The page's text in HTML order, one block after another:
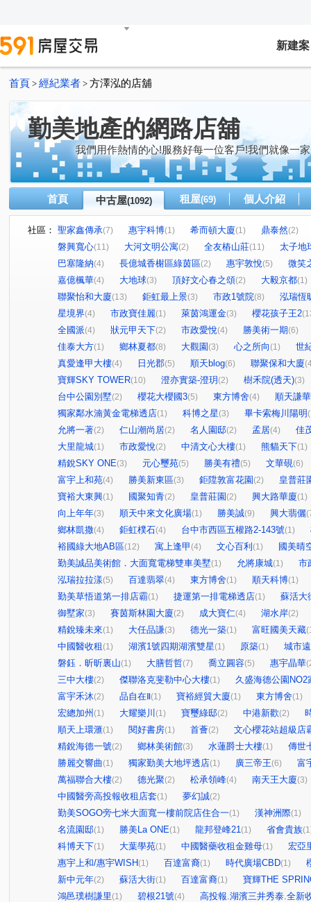
新建案
首頁 > 經紀業者 > 方澤泓的店舖
勤美地產的網路店舖
我們用作熱情的心!服務好每一位客戶!我們就像一
首頁 中古屋(1092) 租屋(69) 個人介紹
社區： 聖家鑫傳承(7) 惠宇科博(1) 希而頓大廈(1) 鼎泰然(2)
磐興寬心(11) 大河文明公寓(2) 全友樁山莊(11)
太子地
巴塞隆納(4) 長億城香榭區綠茵區(2) 惠宇敦悅(5)
微笑
嘉億楓華(4) 大地球(3) 頂好文心春之頌(2) 大毅京都(1)
聯聚怡和大廈(13) 鉅虹最上景(3) 市政1號院(8)
泓瑞恆
星境界(4) 市政寶佳麗(1) 萊茵鴻運金(3) 櫻花孩子王2
全國派(4) 狀元甲天下(2) 市政愛悅(4) 勝美術一期(6)
佳泰大方(1) 鄉林夏都(8) 大觀園 (3) 心之所向 (1)
世
真愛逢甲大樓(4) 日光郡(5) 順天blog(6) 聯聚保和大廈
寶輝SKY TOWER(10) 澄亦實築-澄玥 (2) 樹禾院(透天)(3)
台中公園別墅(2) 櫻花大櫻國3(5) 東方博舍(4)
順天謙華
獨家鄰水湳黃金電梯透店(1) 科博之星(3) 畢卡索梅川陽明
允將一著(2) 仁山潮尚居(2) 名人園邸(2) 孟居(4)
佳
大里龍城(1) 市政愛悅(2) 中清文心大樓(1) 熊貓天下(1)
精銳SKY ONE(3) 元心璽苑(5) 勝美有禮(5) 文華硯(6)
富宇上和苑(4) 勝美新東區(3) 鉅陞敦富花園 (2)
皇普莊
寶裕大東興(1) 國聚知青(2) 皇普莊園 (2) 興大路華廈(1)
向上年年(3) 順天中來文化廣場(1) 勝美誠(9) 興大翡儷
鄉林凱撒(4) 鉅虹樸石(4) 台中市西區五權路2-143號(1)
裕國綠大地AB區(12) 寓上逢甲 (4) 文心百利 (1)
國美晴
勤美誠品美術館．大面寬電梯雙車美墅(1) 允將康城(1)
市
泓瑞拉拉漾(5) 百達翡翠(4) 東方博舍(1) 順天科博(1)
勤美草悟道第一排店霸(1) 捷運第一排電梯透店(1)
蘇活大
御墅家(3) 賽茵斯林園大廈(2) 成大寶仁(4) 湖水岸(2)
精銳臻未來(1) 大任品謙(3) 德光一築(1) 富旺國美天藏
中國醫收租 (1) 湖濱1號四期湖濱雙星(1) 原築(1)
城市
磐鈺．昕昕裏山(1) 大膳哲哲(7) 喬立圓容(5) 惠宇晶華
三中大樓(2) 傑聯洛克斐勒中心大樓(1)
久盛海德公園NO2
富宇禾沐(2) 品自在Ⅱ(1) 寶裕經貿大廈(1) 東方博舍(1)
宏總加州 (1) 大耀樂川 (1) 寶璽綠邸(2) 中港新歡(2)
順天上環滙(1) 閱好書房(1) 首薈(2)
文心櫻花站超級店
精銳海德一號(2) 鄉林美術館(3) 水蓮爵士大樓(1)
傳世
勝麗交響曲(1) 獨家勤美大地坪透店(1) 廣三帝王(6)
富
萬福聯合大樓(2) 德光聚(2) 松承領峰(4) 南天王大廈(3)
中國醫旁高投報收租店套(1) 夢幻誠(2)
勤美SOGO旁七米大面寬一樓前院店住合一(1) 漢神洲際(1)
名流園邸(1) 勝美La ONE(1) 龍邦登峰21(1) 省會貴族
科博天下(1) 大葉學苑(1) 中國醫藥收租金雞母(1)
宏亞
惠宇上和/惠宇WISH(1) 百達富裔(1) 時代廣場CBD(1)
新中元年(2) 蘇活大街(1) 百達富裔(1)
寶輝THE
鴻邑璞樹謙里(1) 碧根21號(4)
高投報.湖濱三井秀泰.全新